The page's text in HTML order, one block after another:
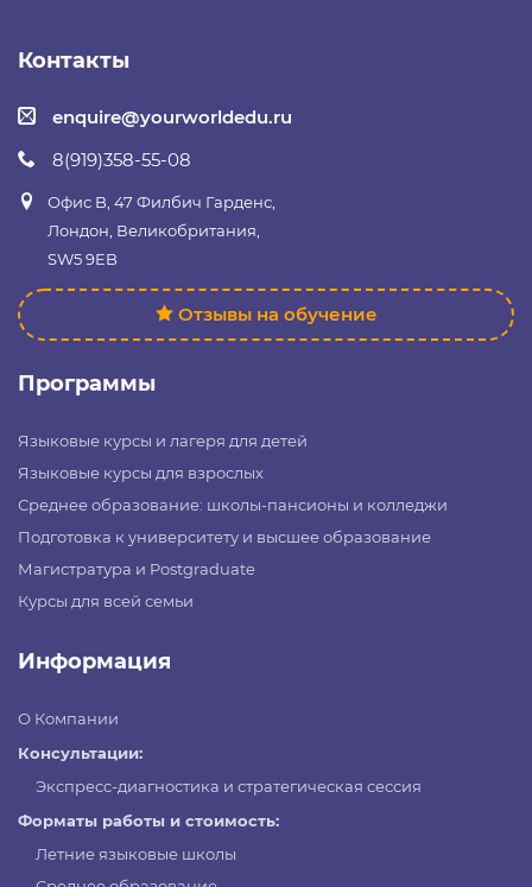
Контакты
enquire@yourworldedu.ru
8(919)358-55-08
Офис B, 47 Филбич Гарденс,
Лондон, Великобритания,
SW5 9EB
Отзывы на обучение
Программы
Языковые курсы и лагеря для детей
Языковые курсы для взрослых
Среднее образование: школы-пансионы и колледжи
Подготовка к университету и высшее образование
Магистратура и Postgraduate
Курсы для всей семьи
Информация
О Компании
Консультации:
Экспресс-диагностика и стратегическая сессия
Форматы работы и стоимость:
Летние языковые школы